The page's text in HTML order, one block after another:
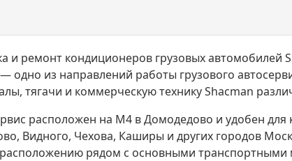
и ремонт кондиционеров грузовых автомобилей
одно из направлений работы грузового
тягачи и коммерческую технику Shacman
расположен на М4 в Домодедово и удобен для
Видного, Чехова, Каширы и других городов
рядом с основными транспортными